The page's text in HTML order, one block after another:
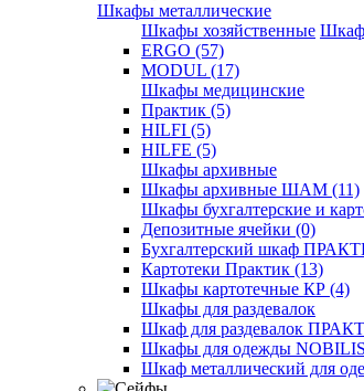
Шкафы металлические
Шкафы хозяйственные
ERGO (57)
MODUL (17)
Шкафы медицинские
Практик (5)
HILFI (5)
HILFE (5)
Шкафы архивные
Шкафы архивные ШАМ (11)
Шкафы бухгалтерские и
Депозитные ячейки (0)
Бухгалтерский шкаф
Картотеки Практик (13)
Шкафы картотечные КР (4)
Шкафы для раздевалок
Шкаф для раздевалок
Шкафы для одежды
Шкаф металлический для